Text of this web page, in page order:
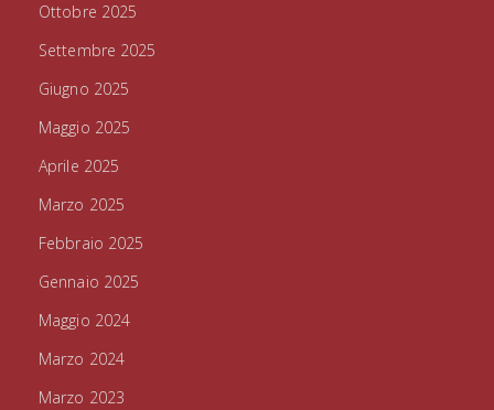
Ottobre 2025
Settembre 2025
Giugno 2025
Maggio 2025
Aprile 2025
Marzo 2025
Febbraio 2025
Gennaio 2025
Maggio 2024
Marzo 2024
Marzo 2023